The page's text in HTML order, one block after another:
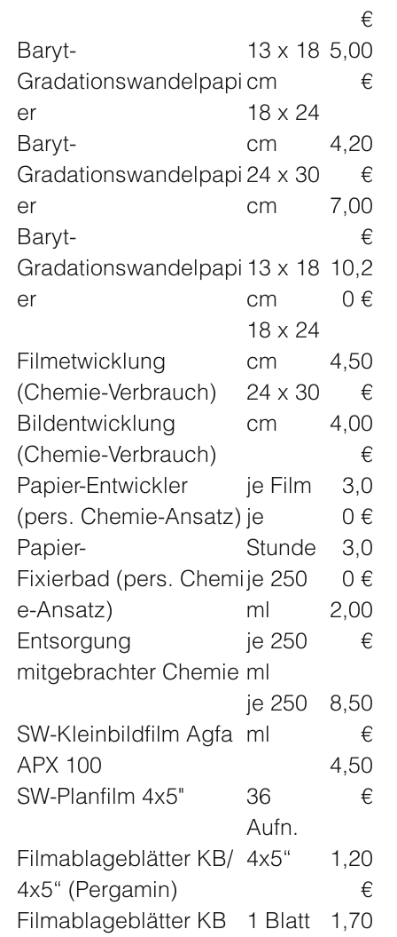
Baryt-
Gradationswandelpapi
er
Baryt-
Gradationswandelpapi
er
Baryt-
Gradationswandelpapi
er
Filmetwicklung
(Chemie-Verbrauch)
Bildentwicklung
(Chemie-Verbrauch)
Papier-Entwickler
(pers. Chemie-Ansatz)
Papier-
Fixierbad (pers. Chemi
e-Ansatz)
Entsorgung
mitgebrachter Chemie
SW-Kleinbildfilm Agfa
APX 100
SW-Planfilm 4x5"
Filmablageblätter KB/
4x5“ (Pergamin)
Filmablageblätter KB
€
5,00
€
4,20
€
7,00
€
10,2
0 €
4,50
€
4,00
€
3,0
0 €
3,0
0 €
2,00
€
8,50
€
4,50
€
1,20
€
1,70
13 x 18
cm
18 x 24
cm
24 x 30
cm
13 x 18
cm
18 x 24
cm
24 x 30
cm
je Film
je
Stunde
je 250
ml
je 250
ml
je 250
ml
36
Aufn.
4x5“
1 Blatt